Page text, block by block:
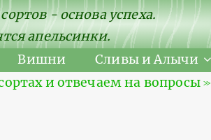
- основа успеха.
апельсинки.
Вишни Сливы и Алычи
и отвечаем на вопросы ≫